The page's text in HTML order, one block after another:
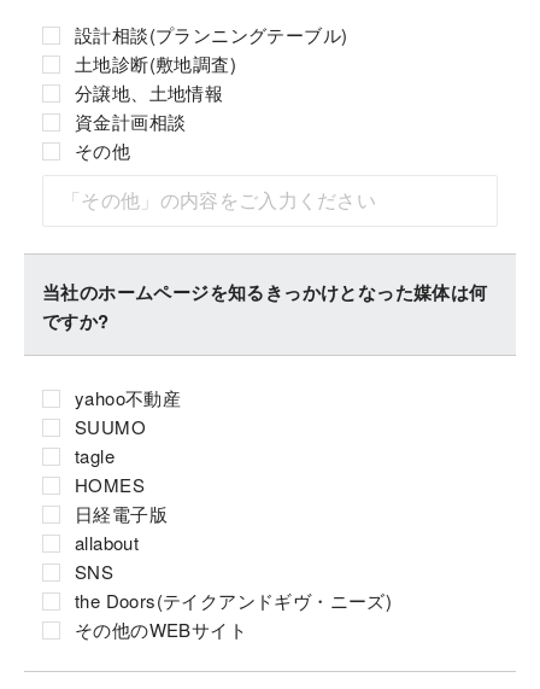
設計相談(プランニングテーブル)
土地診断(敷地調査)
分譲地、土地情報
資金計画相談
その他
当社のホームページを知るきっかけとなった媒体は何
ですか?
yahoo不動産
SUUMO
tagle
HOMES
日経電子版
allabout
SNS
the Doors(テイクアンドギヴ・ニーズ)
その他のWEBサイト